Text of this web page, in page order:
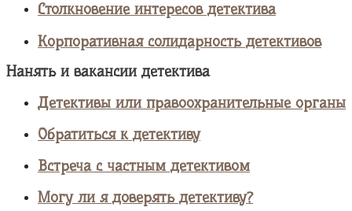
Столкновение интересов детектива
Корпоративная солидарность детективов
Нанять и вакансии детектива
Детективы или правоохранительные органы
Обратиться к детективу
Встреча с частным детективом
Могу ли я доверять детективу?